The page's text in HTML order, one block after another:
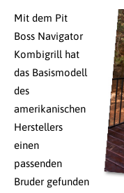
Mit dem Pit
Boss Navigator
Kombigrill hat
das Basismodell
des
amerikanischen
Herstellers
einen
passenden
Bruder gefunden